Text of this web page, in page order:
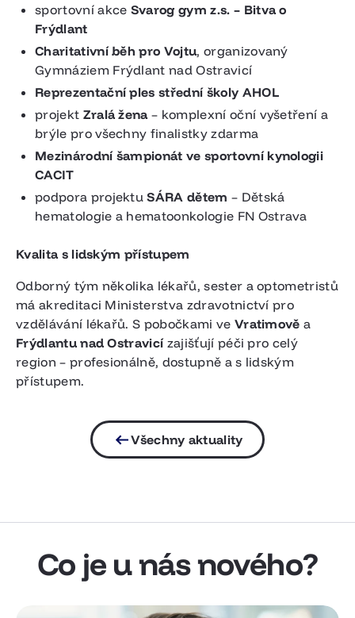
sportovní akce Svarog gym z.s. – Bitva o
Frýdlant
Charitativní běh pro Vojtu, organizovaný
Gymnáziem Frýdlant nad Ostravicí
Reprezentační ples střední školy AHOL
projekt Zralá žena– komplexní oční vyšetření a
brýle pro všechny finalistky zdarma
Mezinárodní šampionát ve sportovní kynologii
CACIT
podpora projektuSÁRA dětem – Dětská
hematologie a hematoonkologie FN Ostrava
Kvalita s lidským přístupem
Odborný tým několika lékařů, sester a optometristů
má akreditaci Ministerstva zdravotnictví pro
vzdělávání lékařů. S pobočkami ve Vratimově a
Frýdlantu nad Ostravicízajišťují péči pro celý
region – profesionálně, dostupně a s lidským
přístupem.
Všechny aktuality
Co je u nás nového?